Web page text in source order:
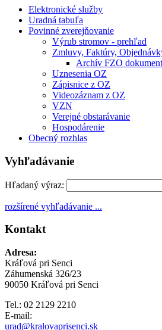
Elektronické služby
Uradná tabuľa
Povinné zverejňovanie
Výrub stromov - prehľad
Zmluvy, Faktúry,
Archív FZO
Uznesenia OZ
Zápisnice z OZ
Videozáznam z OZ
VZN
Verejné obstarávanie
Hospodárenie
Obecný rozhlas
Vyhľadávanie
Hľadaný výraz:
rozšírené vyhľadávanie ...
Kontakt
Adresa:
Kráľová pri Senci
Záhumenská 326/23
90050 Kráľová pri Senci
Tel.: 02 2129 2210
E-mail:
urad@kralovaprisenci.sk